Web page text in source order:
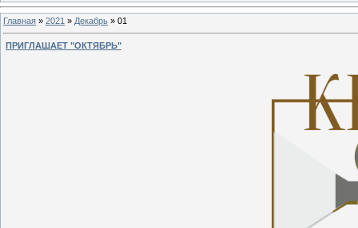
Главная » 2021 » Декабрь » 01
ПРИГЛАШАЕТ "ОКТЯБРЬ"